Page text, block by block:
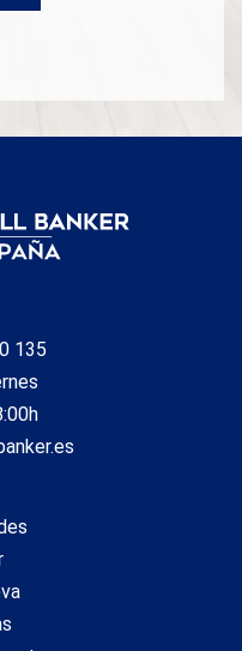
135